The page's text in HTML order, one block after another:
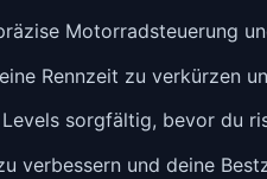
Motorradsteuerung
Rennzeit zu verkürzen
sorgfältig, bevor du
verbessern und deine